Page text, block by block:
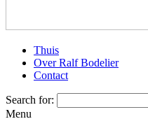
Thuis
Over Ralf Bodelier
Contact
Search for:
Menu